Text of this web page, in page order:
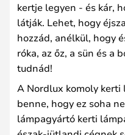
kertje legyen - és kár,
látják. Lehet, hogy
hozzád, anélkül, hogy
róka, az őz, a sün és a
tudnád!
A Nordlux komoly
benne, hogy ez soha
lámpagyártó kerti